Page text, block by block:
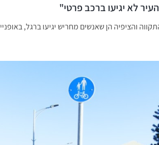
לא יגיעו ברכב פרטי"
4,000 אנשים, התקווה והציפיה הן שאנשים מחריש יגיעו